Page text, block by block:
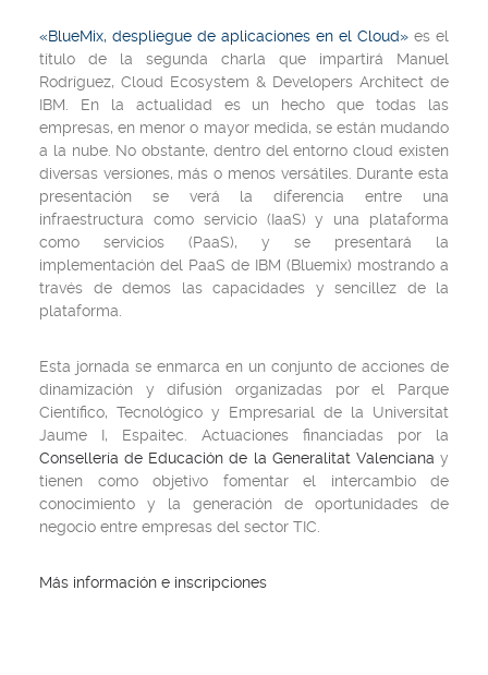
«BlueMix, despliegue de aplicaciones en el Cloud» es el
título de la segunda charla que impartirá Manuel
Rodríguez, Cloud Ecosystem & Developers Architect de
IBM. En la actualidad es un hecho que todas las
empresas, en menor o mayor medida, se están mudando
a la nube. No obstante, dentro del entorno cloud existen
diversas versiones, más o menos versátiles. Durante esta
presentación se verá la diferencia entre una
infraestructura como servicio (IaaS) y una plataforma
como servicios (PaaS), y se presentará la
implementación del PaaS de IBM (Bluemix) mostrando a
través de demos las capacidades y sencillez de la
plataforma.
Esta jornada se enmarca en un conjunto de acciones de
dinamización y difusión organizadas por el Parque
Científico, Tecnológico y Empresarial de la Universitat
Jaume I, Espaitec. Actuaciones financiadas por la
Consellería de Educación de la Generalitat Valenciana y
tienen como objetivo fomentar el intercambio de
conocimiento y la generación de oportunidades de
negocio entre empresas del sector TIC.
Más información e inscripciones